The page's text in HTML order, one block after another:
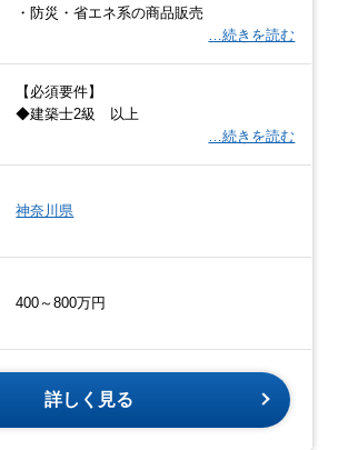
・防災・省エネ系の商品販売
…続きを読む
【必須要件】
◆建築士2級 以上
…続きを読む
神奈川県
400～800万円
詳しく見る